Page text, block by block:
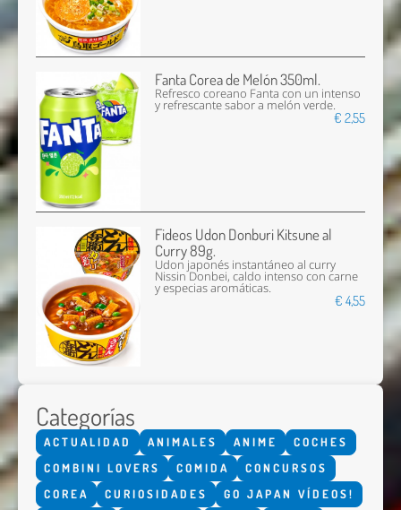
Fanta Corea de Melón 350ml.
Refresco coreano Fanta con un intenso
y refrescante sabor a melón verde.
€ 2,55
Fideos Udon Donburi Kitsune al
Curry 89g.
Udon japonés instantáneo al curry
Nissin Donbei, caldo intenso con carne
y especias aromáticas.
€ 4,55
Categorías
ACTUALIDAD ANIMALES ANIME
COCHES
COMBINI LOVERS
COMIDA
CONCURSOS
COREA
CURIOSIDADES
GO JAPAN VÍDEOS!